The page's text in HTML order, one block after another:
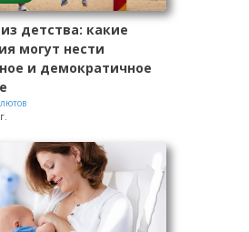
детства: какие
могут нести
и демократичное